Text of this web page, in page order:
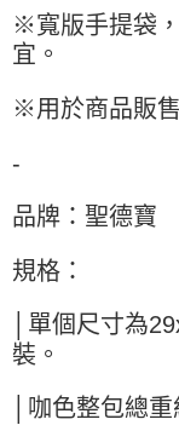
ATM／網路銀行／等
※ 請注意：結帳手續
購買商品的店家。未經
※ 交易是否成功請以「
１．透過由恩沛科技股
權轉讓予恩沛科技股份
２．關於個人資料處理
３．未成年的使用者
「AFTEE先享後付」
任。
時審查核予不同之上限
9.5kg
每筆NT$90，滿
kg
9.5kg
每筆NT$90，滿
每筆NT$150，滿
每筆NT$120，滿
※寬版手提袋
宜。
※用於商品販
-
品牌：聖德寶
規格：
│單個尺寸為
裝。
│咖色整包總